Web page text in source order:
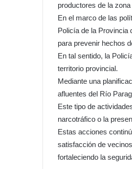
productores de la
En el marco de las
Policía de la Provincia
para prevenir hechos
En tal sentido, la
territorio provincial.
Mediante una
afluentes del Río
Este tipo de
narcotráfico o la
Estas acciones
satisfacción de
fortaleciendo la